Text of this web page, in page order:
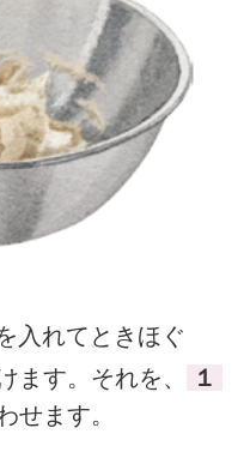
入れてときほぐ
ます。それを、
１
せます。